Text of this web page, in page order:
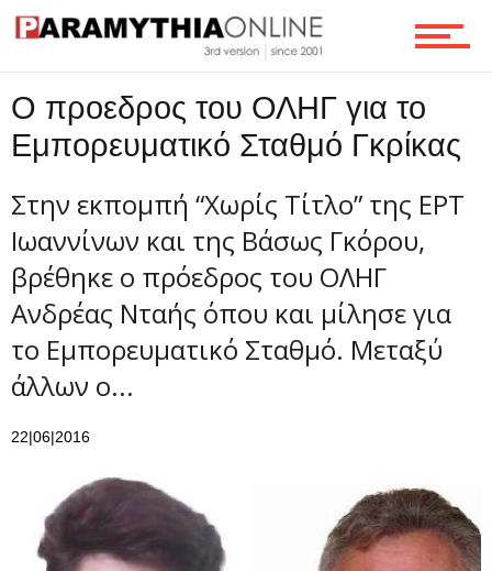
Τεχνολογία
Ροή
Επικοινωνία
Ο προεδρος του ΟΛΗΓ για το
Εμπορευματικό Σταθμό Γκρίκας
Στην εκπομπή “Χωρίς Τίτλο” της ΕΡΤ
Ιωαννίνων και της Βάσως Γκόρου,
βρέθηκε ο πρόεδρος του ΟΛΗΓ
Ανδρέας Νταής όπου και μίλησε για
το Εμπορευματικό Σταθμό. Μεταξύ
άλλων ο...
22|06|2016